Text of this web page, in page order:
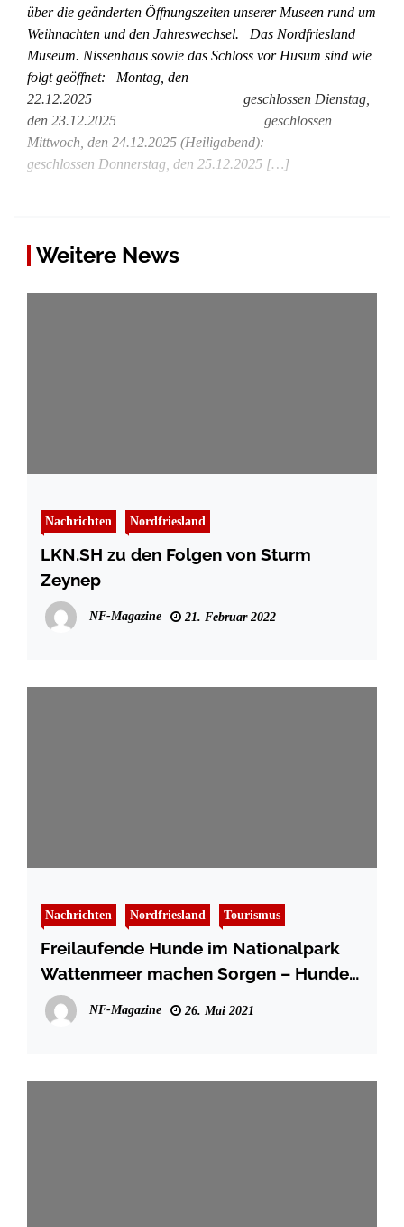
über die geänderten Öffnungszeiten unserer Museen rund um
Weihnachten und den Jahreswechsel. Das Nordfriesland
Museum. Nissenhaus sowie das Schloss vor Husum sind wie
folgt geöffnet: Montag, den
22.12.2025 geschlossen Dienstag,
den 23.12.2025 geschlossen
Mittwoch, den 24.12.2025 (Heiligabend):
geschlossen Donnerstag, den 25.12.2025 […]
Weitere News
Nachrichten Nordfriesland
LKN.SH zu den Folgen von Sturm
Zeynep
NF-Magazine 21. Februar 2022
Nachrichten Nordfriesland Tourismus
Freilaufende Hunde im Nationalpark
Wattenmeer machen Sorgen – Hunde
an die Leine
NF-Magazine 26. Mai 2021